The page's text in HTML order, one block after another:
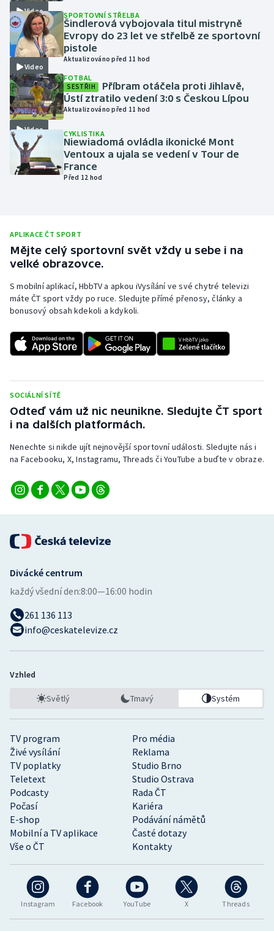
Lezení
Lyže a snowboard
Moderní pětiboj
Motorsport
Olympijské hry
Parasport
Rychlostní kanoistika
Short track
Stolní tenis
Triatlon
Veslování
Vodní slalom
Ostatní
Video
Video
SPORTOVNÍ STŘELBA
Šindlerová vybojovala titul mistryně
Evropy do 23 let ve střelbě ze sportovní
pistole
Aktualizováno před 11 hod
Video
FOTBAL
SESTŘIH
Příbram otáčela proti Jihlavě,
Ústí ztratilo vedení 3:0 s Českou Lípou
Aktualizováno před 11 hod
CYKLISTIKA
Niewiadomá ovládla ikonické Mont
Ventoux a ujala se vedení v Tour de
France
Před 12 hod
APLIKACE ČT SPORT
Mějte celý sportovní svět vždy u sebe i na
velké obrazovce.
S mobilní aplikací, HbbTV a apkou iVysílání ve své chytré televizi
máte ČT sport vždy po ruce. Sledujte přímé přenosy, články a
bonusový obsah kdekoli a kdykoli.
SOCIÁLNÍ SÍTĚ
Odteď vám už nic neunikne. Sledujte ČT sport
i na dalších platformách.
Nenechte si nikde ujít nejnovější sportovní události. Sledujte nás i
na Facebooku, X, Instagramu, Threads či YouTube a buďte v obraze.
Instagram Facebook YouTube X Threads
TV program
Pro média
Živé vysílání
Reklama
TV poplatky
Studio Brno
Teletext
Studio Ostrava
Podcasty
Rada ČT
Počasí
Kariéra
E-shop
Podávání námětů
Mobilní a TV aplikace
Časté dotazy
Vše o ČT
Kontakty
Divácké centrum
každý všední den:8:00—16:00 hodin
261 136 113
info@ceskatelevize.cz
Vzhled
Světlý Tmavý Systém